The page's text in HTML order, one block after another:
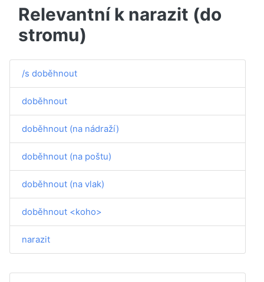
Relevantní k narazit (do
stromu)
/s doběhnout
doběhnout
doběhnout (na nádraží)
doběhnout (na poštu)
doběhnout (na vlak)
doběhnout <koho>
narazit